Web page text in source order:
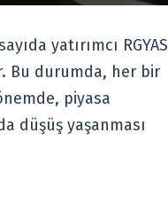
yatırımcı RGYAS
Bu durumda, her bir
piyasa
düşüş yaşanması